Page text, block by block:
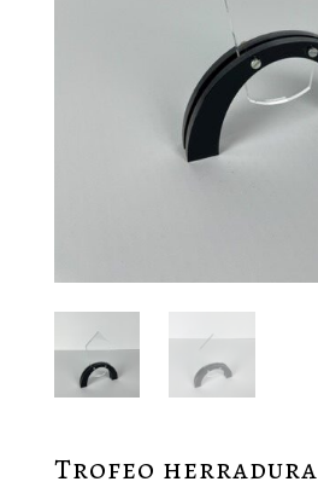
Trofeo herradura